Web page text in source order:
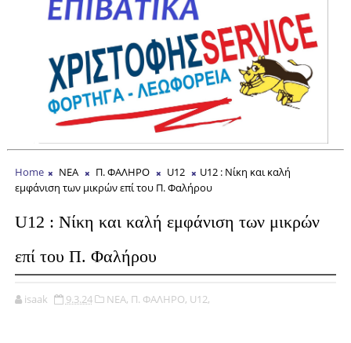
Home ΝΕΑ Π. ΦΑΛΗΡΟ U12
U12 : Νίκη και καλή
εμφάνιση των μικρών επί του Π. Φαλήρου
U12 : Νίκη και καλή εμφάνιση των μικρών
επί του Π. Φαλήρου
isaak 9.3.24 ΝΕΑ, Π. ΦΑΛΗΡΟ, U12,